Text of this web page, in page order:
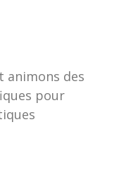
animons des
pour